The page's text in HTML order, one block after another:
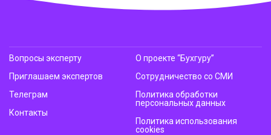
Вопросы эксперту
Приглашаем экспертов
Телеграм
Контакты
О проекте “Бухгуру”
Сотрудничество со СМИ
Политика обработки
персональных данных
Политика использования
cookies